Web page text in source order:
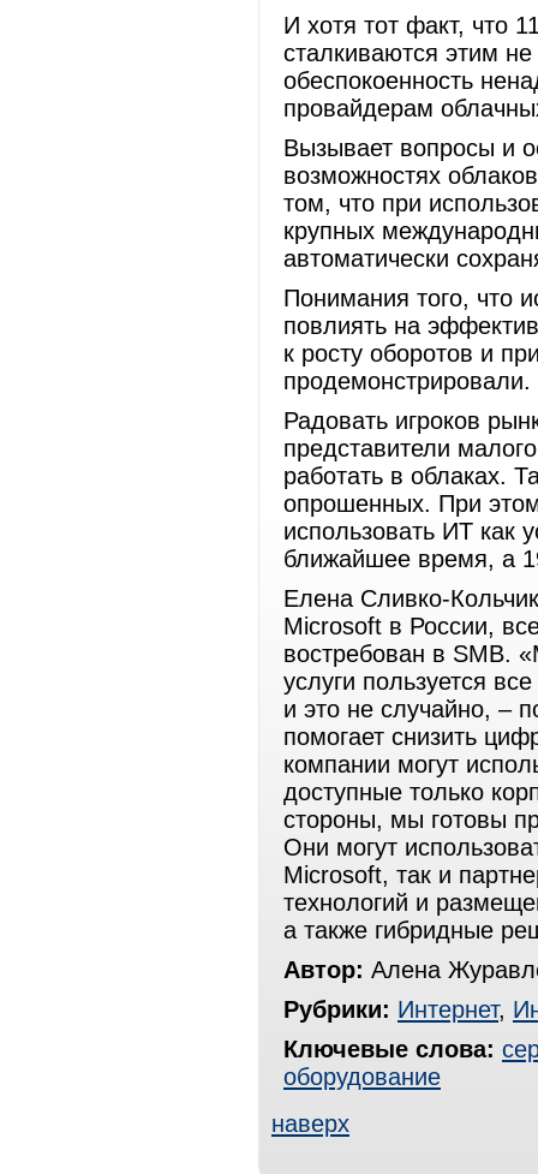
И хотя тот факт, что
сталкиваются этим
обеспокоенность
провайдерам
Вызывает вопросы и
возможностях
том, что при
крупных
автоматически
Понимания того, что
повлиять на
к росту оборотов и
Радовать игроков
представители
работать в облаках.
опрошенных. При
использовать ИТ как
ближайшее время, а
Елена Сливко-
Microsoft в России,
востребован в SMB.
услуги пользуется
и это не случайно, –
помогает снизить
компании могут
доступные только
стороны, мы готовы
Они могут
Microsoft, так и
технологий и
а также гибридные
Автор: Алена
Рубрики: Интернет,
Ключевые слова:
оборудование
наверх